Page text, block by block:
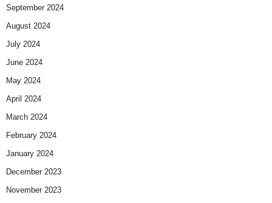
September 2024
August 2024
July 2024
June 2024
May 2024
April 2024
March 2024
February 2024
January 2024
December 2023
November 2023